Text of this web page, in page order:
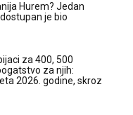
Hurem? Jedan
je bio
za 400, 500
za njih:
2026. godine, skroz